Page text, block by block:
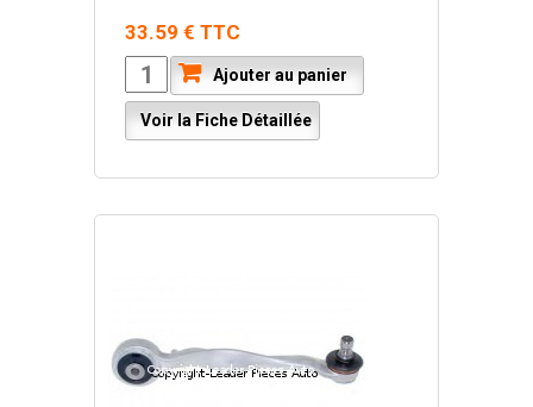
33.59 € TTC
Ajouter au panier
Voir la Fiche Détaillée